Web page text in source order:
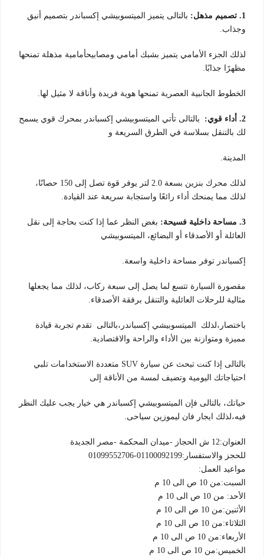
1. تصميم مذهل:
بالتالى يتميز الميتسوبيشي إكسباندر بتصميم أنيق
وجذاب.
لذلك الجزء الأمامي يتميز بشبك أمامي ومصابيحأمامية مذهلة تمنحها
مظهرًا جذابًا.
الخطوط الجانبية العصرية تمنحها هوية فريدة وأناقة لا مثيل لها.
2. أداء قوي:
بالتالى تأتي الميتسوبيشي إكسباندر بمحرك قوي يسمح
لك بالتنقل بسلاسة في الطرق السريعة و
المدينة.
لذلك محرك بنزين بسعة 2.0 لتر يوفر قوة تصل إلى 150 حصانًا،
لذلك مما يمنحك أداء رائعًا واستجابة سريعة عند القيادة.
3. مساحة داخلية فسيحة:
بغض النظر عما إذا كنت بحاجة إلى نقل
العائلة أو الأصدقاء أو البضائع، الميتسوبيشي
إكسباندر توفر مساحة داخلية واسعة.
مقصورة السيارة تتسع لما يصل إلى سبعة ركاب، لذلك مما يجعلها
مثالية للرحلات العائلية والتنقل برفقة الأصدقاء.
باختصار،لذلك الميتسوبيشي إكسباندر،بالتالى تقدم تجربة قيادة
مميزة ومتوازنة بين الأداء والراحة والاقتصادية.
بالتالى إذا كنت تبحث عن سيارة SUV متعددة الاستخدامات تلبي
احتياجاتك اليومية وتضيف لمسة من الأناقة إلى
حياتك، بالتالى فإن الميتسوبيشي إكسباندر هي خيار يجب عليك النظر
فيه،لذلك ايجار فان ليموزين سياحى.
العنوان:12 ش الحجاز -ميدان المحكمة -مصر الجديدة
للحجز والاستفسار:01100092199-01099552706
مواعيد العمل:
السبت:من 10 ص الى 10 م
الأحد: من 10 ص الى 10 م
الأثنين:من 10 ص الى 10 م
الثلاثاء:من 10 ص الى 10 م
الأربعاء:من 10 ص الى 10 م
الخميس:من 10 ص الى 10 م